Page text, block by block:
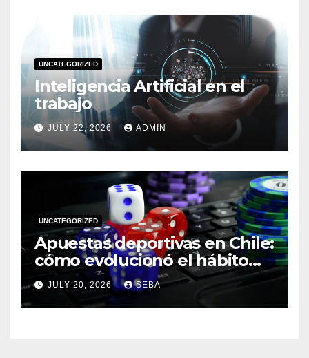
UNCATEGORIZED
Inteligencia Artificial en el
trabajo
JULY 22, 2026 ADMIN
UNCATEGORIZED
Apuestas deportivas en Chile:
cómo evolucionó el hábito
del hincha en la era digital
JULY 20, 2026 SEBA